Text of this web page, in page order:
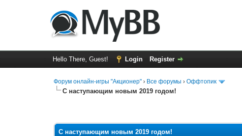
Hello There, Guest! Login Register
Форум онлайн-игры "Акционер" › Все форумы ›Оффтопик
С наступающим новым 2019 годом!
С наступающим новым 2019 годом!